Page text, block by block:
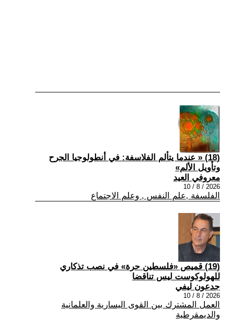
(18) « عندما يتألم الفلاسفة: في أنطولوجيا الجرح
وتأويل الألم»
معروفي العيد
2026 / 8 / 10
الفلسفة ,علم النفس , وعلم الاجتماع
(19) قميص «فلسطين حرة» في نصب تذكاري
للهولوكوست ليس تناقضا
جدعون ليفي
2026 / 8 / 10
العمل المشترك بين القوى اليسارية والعلمانية
والديمقرطية